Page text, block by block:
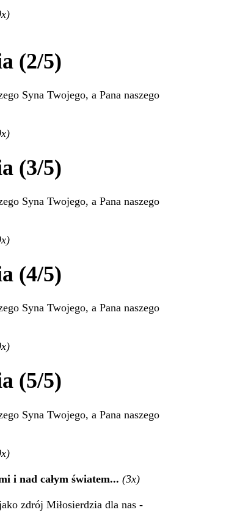
(2/5)
Syna Twojego, a Pana naszego
(3/5)
Syna Twojego, a Pana naszego
(4/5)
Syna Twojego, a Pana naszego
(5/5)
Syna Twojego, a Pana naszego
i nad całym światem... (3x)
zdrój Miłosierdzia dla nas -